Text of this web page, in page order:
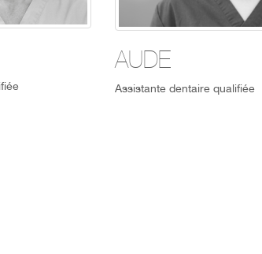
AUDE
Assistante dentaire qualifiée